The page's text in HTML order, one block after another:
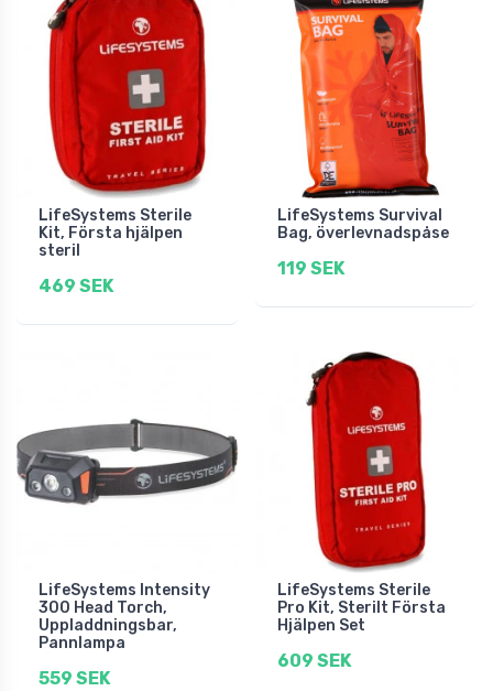
LifeSystems Sterile
Kit, Första hjälpen
steril
469 SEK
LifeSystems Survival
Bag, överlevnadspåse
119 SEK
LifeSystems Intensity
300 Head Torch,
Uppladdningsbar,
Pannlampa
559 SEK
LifeSystems Sterile
Pro Kit, Sterilt Första
Hjälpen Set
609 SEK